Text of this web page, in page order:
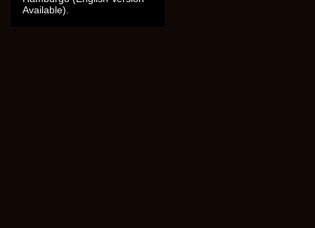
Available).